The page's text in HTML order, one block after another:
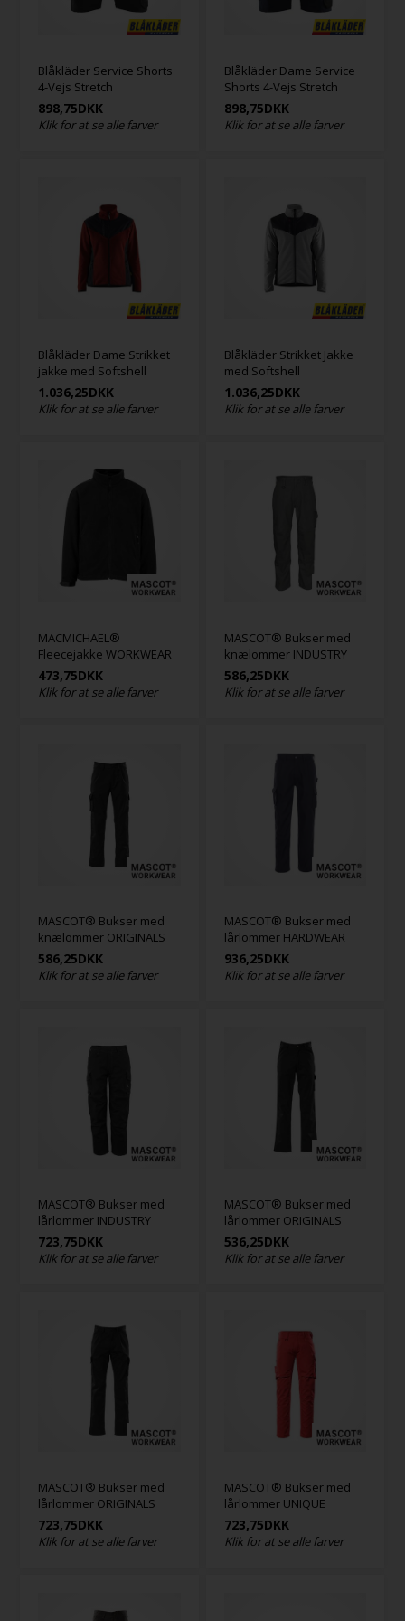
Blåkläder Service Shorts
4-Vejs Stretch
898,75DKK
Klik for at se alle farver
Blåkläder Dame Service
Shorts 4-Vejs Stretch
898,75DKK
Klik for at se alle farver
Blåkläder Dame Strikket
jakke med Softshell
1.036,25DKK
Klik for at se alle farver
Blåkläder Strikket Jakke
med Softshell
1.036,25DKK
Klik for at se alle farver
MACMICHAEL®
Fleecejakke WORKWEAR
473,75DKK
Klik for at se alle farver
MASCOT® Bukser med
knælommer INDUSTRY
586,25DKK
Klik for at se alle farver
MASCOT® Bukser med
knælommer ORIGINALS
586,25DKK
Klik for at se alle farver
MASCOT® Bukser med
lårlommer HARDWEAR
936,25DKK
Klik for at se alle farver
MASCOT® Bukser med
lårlommer INDUSTRY
723,75DKK
Klik for at se alle farver
MASCOT® Bukser med
lårlommer ORIGINALS
536,25DKK
Klik for at se alle farver
MASCOT® Bukser med
lårlommer ORIGINALS
723,75DKK
Klik for at se alle farver
MASCOT® Bukser med
lårlommer UNIQUE
723,75DKK
Klik for at se alle farver